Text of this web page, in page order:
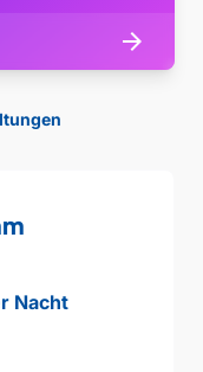
arrow_forward
Nacht